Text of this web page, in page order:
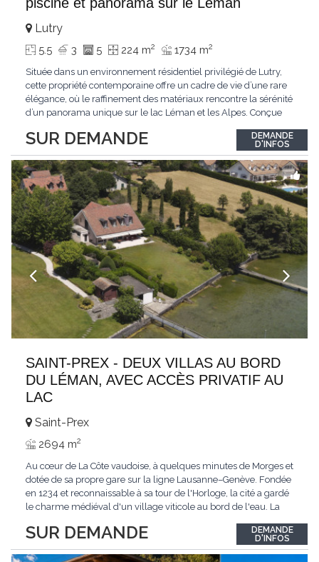
SUR DEMANDE
Lutry
5.5 3 5 224 m2 1734 m2
Située dans un environnement résidentiel privilégié de Lutry,
cette propriété contemporaine offre un cadre de vie d’une rare
élégance, où le raffinement des matériaux rencontre la sérénité
d’un panorama unique sur le lac Léman et les Alpes. Conçue
distingue par ses espaces généreux et son atmosphère
résolument harmonieuse. Caractéristiques...
DEMANDE
D'INFOS
SAINT-PREX - DEUX VILLAS AU BORD
DU LÉMAN, AVEC ACCÈS PRIVATIF AU
LAC
SUR DEMANDE
Saint-Prex
2694 m2
Au cœur de La Côte vaudoise, à quelques minutes de Morges et
dotée de sa propre gare sur la ligne Lausanne–Genève. Fondée
en 1234 et reconnaissable à sa tour de l'Horloge, la cité a gardé
le charme médiéval d'un village viticole au bord de l'eau. La
immédiate des villes. Dans cet environnement privilégié, une
propriété...
DEMANDE
D'INFOS